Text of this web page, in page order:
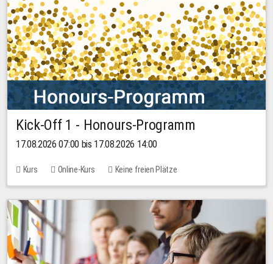
Kick-Off 1 - Honours-Programm
17.08.2026 07:00 bis 17.08.2026 14:00
Kurs Online-Kurs Keine freien Plätze